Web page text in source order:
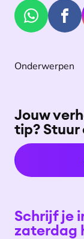
Onderwerpen
Jouw
tip? Stuur
Schrijf je
zaterdag